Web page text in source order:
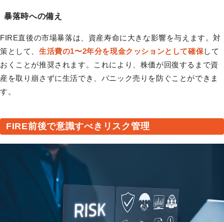
暴落時への備え
FIRE直後の市場暴落は、資産寿命に大きな影響を与えます。対
策として、 生活費の1〜2年分を現金クッションとして確保して
おくことが推奨されます。これにより、株価が回復するまで資
産を取り崩さずに生活でき、パニック売りを防ぐことができま
す。
FIRE前後で意識すべきリスク管理